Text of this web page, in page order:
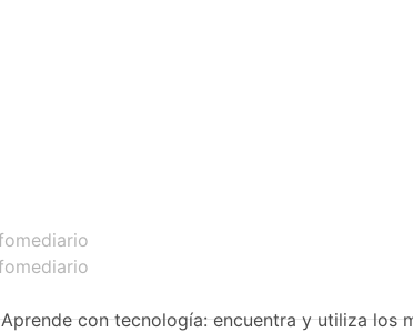
Aprende con tecnología: encuentra y utiliza los